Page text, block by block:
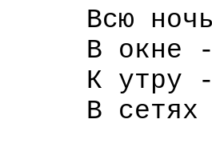
Всю ночь -
В окне -
К утру -
В сетях -